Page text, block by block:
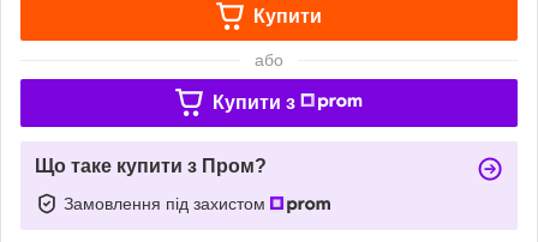
Купити
або
Купити з
Що таке купити з Пром?
Замовлення під захистом